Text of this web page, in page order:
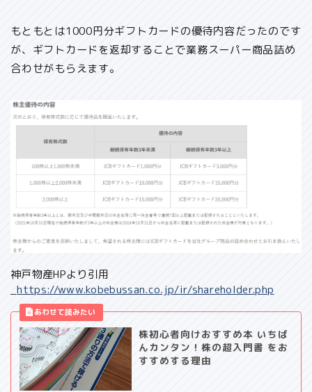
もともとは1000円分ギフトカードの優待内容だったのです
が、ギフトカードを返却することで業務スーパー商品詰め
合わせがもらえます。
神戸物産HPより引用
_https://www.kobebussan.co.jp/ir/shareholder.php
株初心者向けおすすめ本 いちば
んカンタン！株の超入門書 をお
すすめする理由